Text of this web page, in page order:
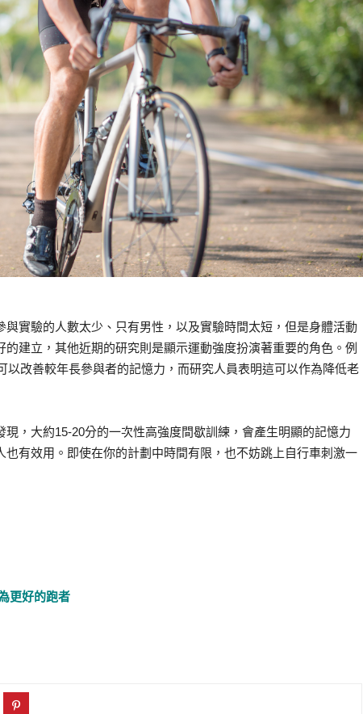
實驗的人數太少、只有男性，以及實驗時間太短，但是身體活動
建立，其他近期的研究則是顯示運動強度扮演著重要的角色。例
以改善較年長參與者的記憶力，而研究人員表明這可以作為降低老
，大約15-20分的一次性高強度間歇訓練，會產生明顯的記憶力
有效用。即使在你的計劃中時間有限，也不妨跳上自行車刺激一
更好的跑者